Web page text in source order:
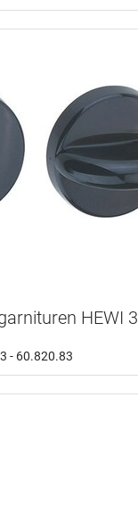
HEWI
- 60.820.83